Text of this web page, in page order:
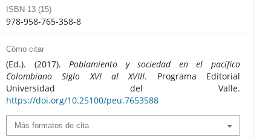
ISBN-13 (15)
978-958-765-358-8
Cómo citar
(Ed.). (2017).Poblamiento y sociedad en el pacífico
Colombiano Siglo XVI al XVIII. Programa Editorial
Universidad del Valle.
https://doi.org/10.25100/peu.7653588
Más formatos de cita